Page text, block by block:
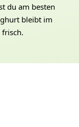
du am besten
bleibt im
frisch.